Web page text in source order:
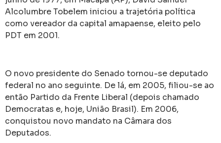
Alcolumbre Tobelem iniciou a trajetória política
como vereador da capital amapaense, eleito pelo
PDT em 2001.
O novo presidente do Senado tornou-se deputado
federal no ano seguinte. De lá, em 2005, filiou-se ao
então Partido da Frente Liberal (depois chamado
Democratas e, hoje, União Brasil). Em 2006,
conquistou novo mandato na Câmara dos
Deputados.